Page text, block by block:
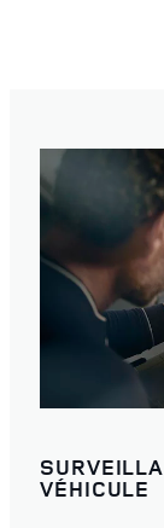
VÉHICULE